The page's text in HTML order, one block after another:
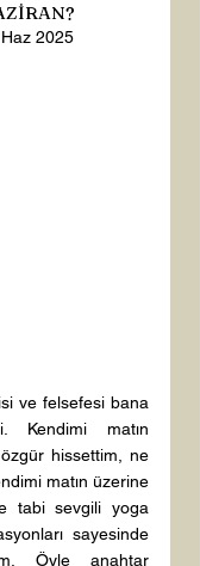
2025
yıldız
ve felsefesi bana
Kendimi matın
hissettim, ne
matın üzerine
tabi sevgili yoga
sayesinde
Öyle anahtar